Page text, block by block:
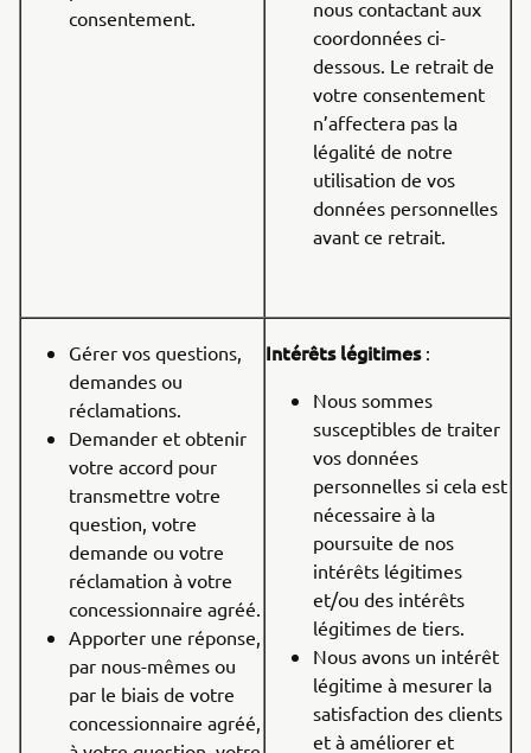
consentement.
nous contactant aux
coordonnées ci-
dessous. Le retrait de
votre consentement
n’affectera pas la
légalité de notre
utilisation de vos
données personnelles
avant ce retrait.
Gérer vos questions,
demandes ou
réclamations.
Demander et obtenir
votre accord pour
transmettre votre
question, votre
demande ou votre
réclamation à votre
concessionnaire agréé.
Apporter une réponse,
par nous-mêmes ou
par le biais de votre
concessionnaire agréé,
Intérêts légitimes:
Nous sommes
susceptibles de traiter
vos données
personnelles si cela est
nécessaire à la
poursuite de nos
intérêts légitimes
et/ou des intérêts
légitimes de tiers.
Nous avons un intérêt
légitime à mesurer la
satisfaction des clients
et à améliorer et